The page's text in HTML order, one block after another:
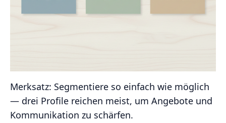
Merksatz: Segmentiere so einfach wie möglich
— drei Profile reichen meist, um Angebote und
Kommunikation zu schärfen.